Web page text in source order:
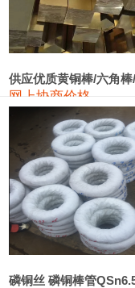
1#镁
1#电解锰(99.7%袋装)
1#电解锰
1#铬
2202#硅
553#硅
3303#硅
441#硅
金属硅553#-331#
网上协商价格